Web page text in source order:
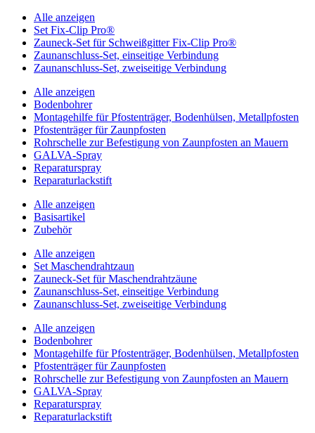
Alle anzeigen
Set Fix-Clip Pro®
Zauneck-Set für Schweißgitter Fix-Clip Pro®
Zaunanschluss-Set, einseitige Verbindung
Zaunanschluss-Set, zweiseitige Verbindung
Alle anzeigen
Bodenbohrer
Montagehilfe für Pfostenträger, Bodenhülsen, Metallpfosten
Pfostenträger für Zaunpfosten
Rohrschelle zur Befestigung von Zaunpfosten an Mauern
GALVA-Spray
Reparaturspray
Reparaturlackstift
Alle anzeigen
Basisartikel
Zubehör
Alle anzeigen
Set Maschendrahtzaun
Zauneck-Set für Maschendrahtzäune
Zaunanschluss-Set, einseitige Verbindung
Zaunanschluss-Set, zweiseitige Verbindung
Alle anzeigen
Bodenbohrer
Montagehilfe für Pfostenträger, Bodenhülsen, Metallpfosten
Pfostenträger für Zaunpfosten
Rohrschelle zur Befestigung von Zaunpfosten an Mauern
GALVA-Spray
Reparaturspray
Reparaturlackstift